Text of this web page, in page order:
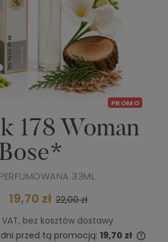
PROMO
178 Woman
Bose*
33ML
19,70 zł 22,00 zł
VAT, bez kosztów dostawy
przed tą promocją: 19,70 zł